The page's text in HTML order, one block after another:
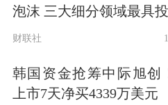
吃饭，开的是他那
们出来的时候，发
动，显然是车坏了
车，两个世界最
泡沫 三大细分领域最具
财联社
韩国资金抢筹中际旭创
上市7天净买4339万美元